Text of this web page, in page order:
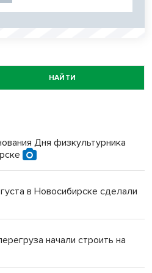
НАЙТИ
Дня физкультурника
в Новосибирске сделали
начали строить на